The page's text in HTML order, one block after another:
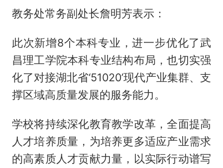
教务处常务副处长詹明芳表示：
此次新增8个本科专业，进一步优化了武
昌理工学院本科专业结构布局，也切实强
化了对接湖北省‘51020’现代产业集群、支
撑区域高质量发展的服务能力。
学校将持续深化教育教学改革，全面提高
人才培养质量，为培养更多适应产业需求
的高素质人才贡献力量，以实际行动谱写